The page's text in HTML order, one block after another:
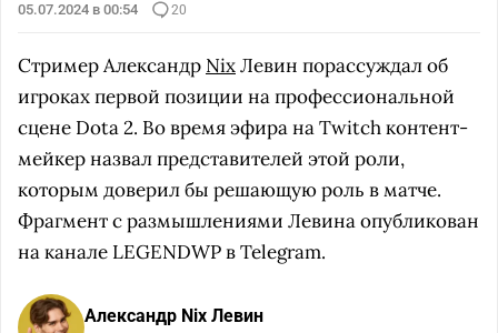
05.07.2024 в 00:54 20
Стример Александр NixЛевин порассуждал об
игроках первой позиции на профессиональной
сцене Dota 2. Во время эфира на Twitch контент-
мейкер назвал представителей этой роли,
которым доверил бы решающую роль в матче.
Фрагмент с размышлениями Левина опубликован
на канале LEGENDWP в Telegram.
Александр Nix Левин